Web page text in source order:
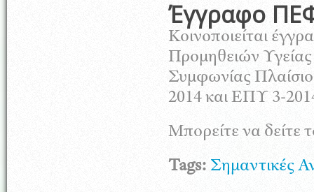
Έγγραφο
Κοινοποιείται
Προμηθειών
Συμφωνίας
2014 και ΕΠΥ 3-
Μπορείτε να δείτε
Tags: Σημαντικές